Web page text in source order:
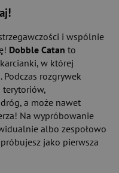
i wspólnie
Dobble Catan to
w której
rozgrywek
terytoriów,
a może nawet
Na wypróbowanie
albo zespołowo
jako pierwsza